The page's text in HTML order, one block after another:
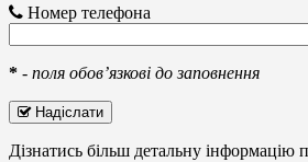
Номер телефона
* - поля обов’язкові до заповнення
Надіслати
Дізнатись більш детальну інформацію